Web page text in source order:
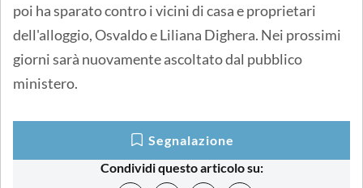
poi ha sparato contro i vicini di casa e proprietari
dell'alloggio, Osvaldo e Liliana Dighera. Nei prossimi
giorni sarà nuovamente ascoltato dal pubblico
ministero.
Segnalazione
Condividi questo articolo su: